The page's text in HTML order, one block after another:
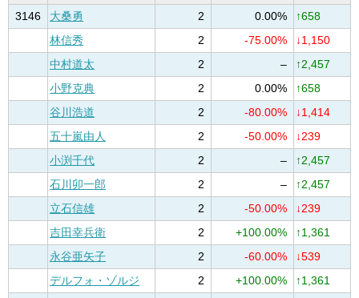
3146
大桑勇 2 0.00%
↑658
林信秀
2 -75.00%
↓1,150
中村道太
2 –
↑2,457
小野克典
2 0.00%
↑658
谷川浩道
2 -80.00%
↓1,414
五十嵐由人
2 -50.00%
↓239
小渕千代
2 –
↑2,457
石川卯一郎
2 –
↑2,457
立石信雄
2 -50.00%
↓239
吉田幸兵衛
2 +100.00%
↑1,361
永谷亜矢子
2 -60.00%
↓539
デルフォ・ゾルジ
2 +100.00%
↑1,361